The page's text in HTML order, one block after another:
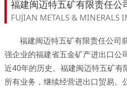
福建闽迈特五矿有限责任公
FUJIAN METALS & MINERALS
福建闽迈特五矿有限责任公司
强企业的福建省五金矿产进出口公
近40年的历史。福建闽迈特五矿有
所有业务，继续经营进出口贸易。